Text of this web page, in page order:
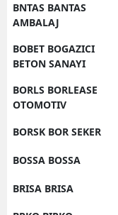
BNTAS BANTAS
AMBALAJ
BOBET BOGAZICI
BETON SANAYI
BORLS BORLEASE
OTOMOTIV
BORSK BOR SEKER
BOSSA BOSSA
BRISA BRISA